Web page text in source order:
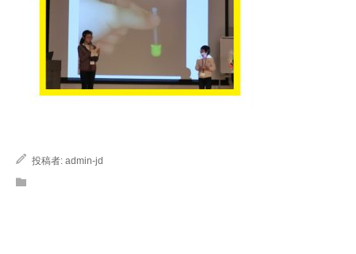
投稿者: admin-jd